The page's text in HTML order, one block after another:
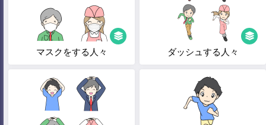
マスクをする人々 ダッシュする人々